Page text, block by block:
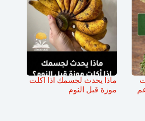
ماذا يحدث لجسمك اذا اكلت
موزة قبل النوم